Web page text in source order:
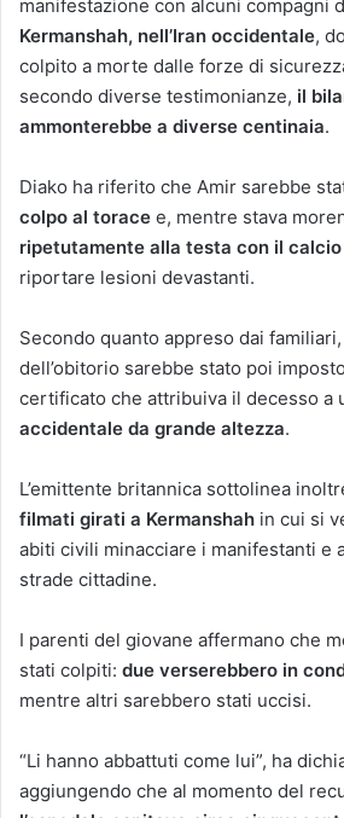
manifestazione con alcuni compagni
Kermanshah, nell’Iran occidentale,
colpito a morte dalle forze di
secondo diverse testimonianze, il
ammonterebbe a diverse centinaia.
Diako ha riferito che Amir sarebbe
colpo al torace e, mentre stava
ripetutamente alla testa con il calcio
riportare lesioni devastanti.
Secondo quanto appreso dai
dell’obitorio sarebbe stato poi
certificato che attribuiva il decesso a
accidentale da grande altezza.
L’emittente britannica sottolinea
filmati girati a Kermanshah in cui si
abiti civili minacciare i manifestanti e
strade cittadine.
I parenti del giovane affermano che
stati colpiti: due verserebbero in
mentre altri sarebbero stati uccisi.
“Li hanno abbattuti come lui”, ha
aggiungendo che al momento del